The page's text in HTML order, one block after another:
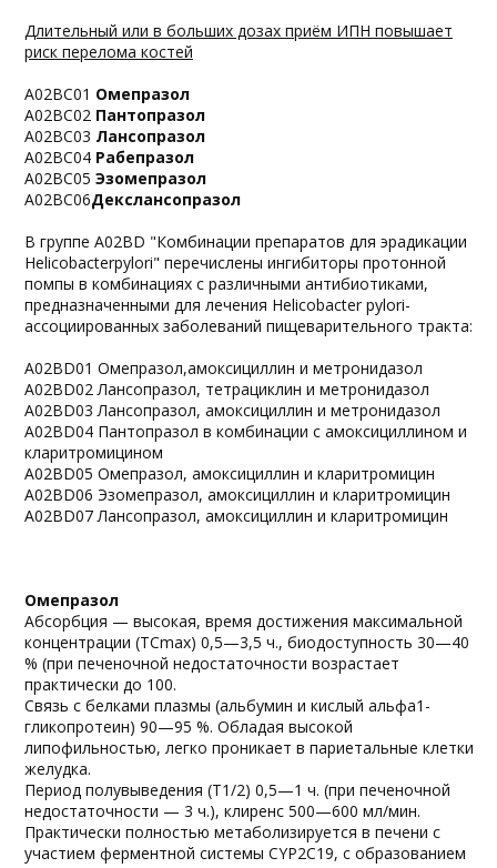
Длительный или в больших дозах приём ИПН повышает
риск перелома костей
A02BC01 Омепразол
A02BC02 Пантопразол
A02BC03 Лансопразол
A02BC04 Рабепразол
A02BC05 Эзомепразол
A02BC06Декслансопразол
В группе A02BD "Комбинации препаратов для эрадикации
Helicobacterpylori" перечислены ингибиторы протонной
помпы в комбинациях с различными антибиотиками,
предназначенными для лечения Helicobacter pylori-
ассоциированных заболеваний пищеварительного тракта:
A02BD01 Омепразол,амоксициллин и метронидазол
A02BD02 Лансопразол, тетрациклин и метронидазол
A02BD03 Лансопразол, амоксициллин и метронидазол
A02BD04 Пантопразол в комбинации с амоксициллином и
кларитромицином
A02BD05 Омепразол, амоксициллин и кларитромицин
A02BD06 Эзомепразол, амоксициллин и кларитромицин
A02BD07 Лансопразол, амоксициллин и кларитромицин
Омепразол
Абсорбция — высокая, время достижения максимальной
концентрации (TCmax) 0,5—3,5 ч., биодоступность 30—40
% (при печеночной недостаточности возрастает
практически до 100.
Связь с белками плазмы (альбумин и кислый альфа1-
гликопротеин) 90—95 %. Обладая высокой
липофильностью, легко проникает в париетальные клетки
желудка.
Период полувыведения (T1/2) 0,5—1 ч. (при печеночной
недостаточности — 3 ч.), клиренс 500—600 мл/мин.
Практически полностью метаболизируется в печени с
участием ферментной системы CYP2C19, с образованием